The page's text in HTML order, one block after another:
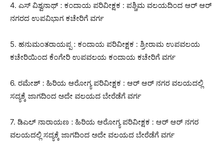
4. ಎಸ್ ವಿಶ್ವನಾಥ್ : ಕಂದಾಯ ಪರಿವೀಕ್ಷಕ : ಪಶ್ಚಿಮ ವಲಯದಿಂದ ಆರ್ ಆರ್
ನಗರದ ಉಪವಿಭಾಗ ಕಚೇರಿಗೆ ವರ್ಗ
5. ಹನುಮಂತರಾಯಪ್ಪ : ಕಂದಾಯ ಪರಿವೀಕ್ಷಕ : ಶ್ರೀರಾಮ ಉಪವಲಯ
ಕಚೇರಿಯಿಂದ ಕೆಂಗೇರಿ ಉಪವಲಯ ಕಂದಾಯ ಕಚೇರಿಗೆ ವರ್ಗ
6. ರಮೇಶ್ : ಹಿರಿಯ ಆರೋಗ್ಯ ಪರಿವೀಕ್ಷಕ : ಆರ್ ಆರ್ ನಗರ ವಲಯದಲ್ಲಿ
ಸದ್ಯಕ್ಕೆ ಜಾಗದಿಂದ ಅದೇ ವಲಯದ ಬೇರೆಡೆಗೆ ವರ್ಗ
7. ಡಿಎಲ್ ನಾರಾಯಣ : ಹಿರಿಯ ಆರೋಗ್ಯ ಪರಿವೀಕ್ಷಕ : ಆರ್ ಆರ್ ನಗರ
ವಲಯದಲ್ಲಿ ಸದ್ಯಕ್ಕೆ ಜಾಗದಿಂದ ಅದೇ ವಲಯದ ಬೇರೆಡೆಗೆ ವರ್ಗ